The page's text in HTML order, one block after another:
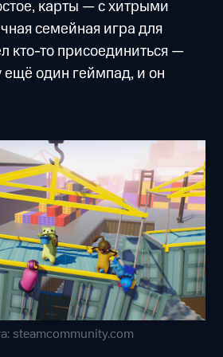
карты — с хитрыми
семейная игра для
кто-то присоединиться —
ещё один геймпад, и он
steamcommunity.com